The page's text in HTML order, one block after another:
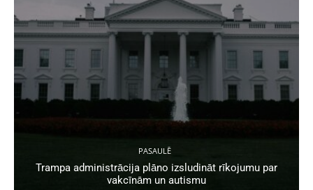
PASAULĒ
Trampa administrācija plāno izsludināt rīkojumu par
vakcīnām un autismu